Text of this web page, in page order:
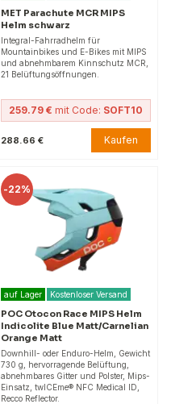
MET Parachute MCR MIPS
Helm schwarz
Integral-Fahrradhelm für
Mountainbikes und E-Bikes mit MIPS
und abnehmbarem Kinnschutz MCR,
21 Belüftungsöffnungen.
259.79 € mit Code: SOFT10
288.66 € Kaufen
-22%
auf Lager Kostenloser Versand
POC Otocon Race MIPS Helm
Indicolite Blue Matt/Carnelian
Orange Matt
Downhill- oder Enduro-Helm, Gewicht
730 g, hervorragende Belüftung,
abnehmbares Gitter und Polster, Mips-
Einsatz, twICEme® NFC Medical ID,
Recco Reflector.